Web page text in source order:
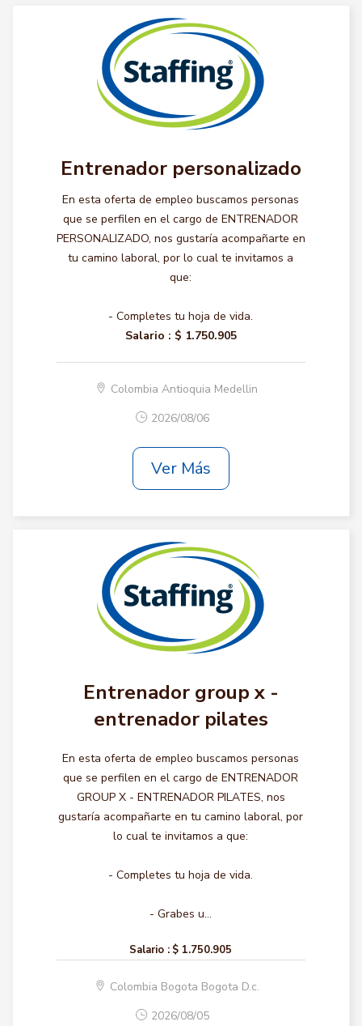
Entrenador personalizado
En esta oferta de empleo buscamos personas
que se perfilen en el cargo de ENTRENADOR
PERSONALIZADO, nos gustaría acompañarte en
tu camino laboral, por lo cual te invitamos a
que:
- Completes tu hoja de vida.
Salario : $ 1.750.905
Colombia Antioquia Medellin
2026/08/06
Ver Más
Entrenador group x -
entrenador pilates
En esta oferta de empleo buscamos personas
que se perfilen en el cargo de ENTRENADOR
GROUP X - ENTRENADOR PILATES, nos
gustaría acompañarte en tu camino laboral, por
lo cual te invitamos a que:
- Completes tu hoja de vida.
- Grabes u...
Salario : $ 1.750.905
Colombia Bogota Bogota D.c.
2026/08/05